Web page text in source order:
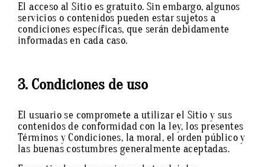
El acceso al Sitio es gratuito. Sin embargo, algunos
servicios o contenidos pueden estar sujetos a
condiciones específicas, que serán debidamente
informadas en cada caso.
3. Condiciones de uso
El usuario se compromete a utilizar el Sitio y sus
contenidos de conformidad con la ley, los presentes
Términos y Condiciones, la moral, el orden público y
las buenas costumbres generalmente aceptadas.